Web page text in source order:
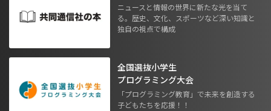
ニュースと情報の世界に新たな光を当て
る。歴史、文化、スポーツなど深い知識と
独自の視点で構成
全国選抜小学生
プログラミング大会
「プログラミング教育」で未来を創造する
子どもたちを応援！！